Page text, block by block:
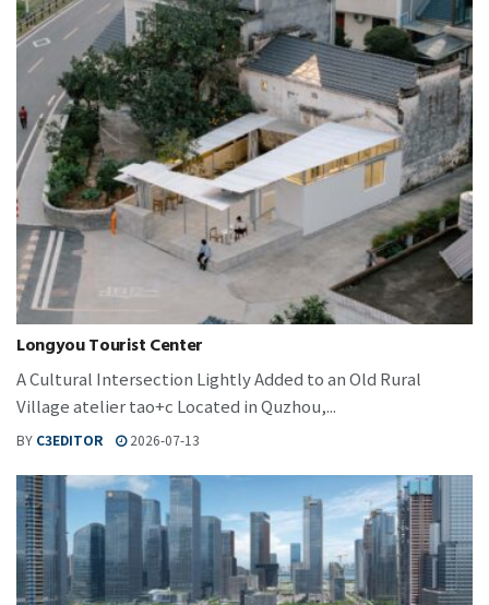
Longyou Tourist Center
A Cultural Intersection Lightly Added to an Old Rural
Village atelier tao+c Located in Quzhou,...
BY C3EDITOR 2026-07-13